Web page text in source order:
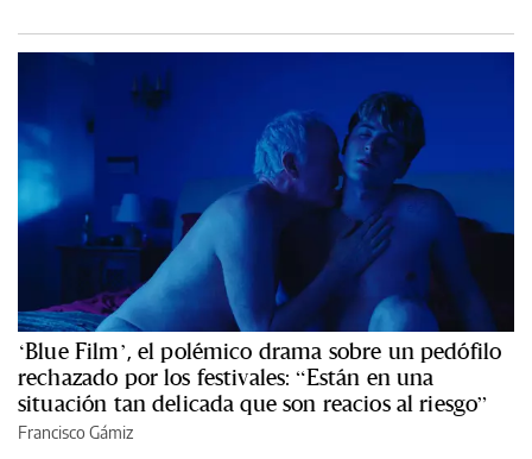
‘Blue Film’, el polémico drama sobre un pedófilo
rechazado por los festivales: “Están en una
situación tan delicada que son reacios al riesgo”
Francisco Gámiz